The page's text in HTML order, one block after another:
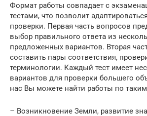
Формат работы совпадает с
тестами, что позволит
проверки. Первая часть вопросов
выбор правильного ответа из
предложенных вариантов. Вторая
составить пары соответствия,
терминологии. Каждый тест имеет
вариантов для проверки большего
нас Вы можете найти работы по
– Возникновение Земли, развитие